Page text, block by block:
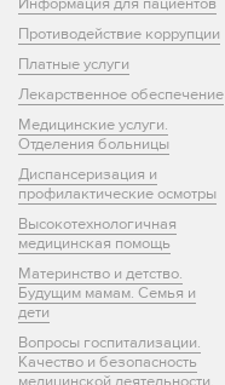
Информация для пациентов
Противодействие коррупции
Платные услуги
Лекарственное обеспечение
Медицинские услуги.
Отделения больницы
Диспансеризация и
профилактические осмотры
Высокотехнологичная
медицинская помощь
Материнство и детство.
Будущим мамам. Семья и
дети
Вопросы госпитализации.
Качество и безопасность